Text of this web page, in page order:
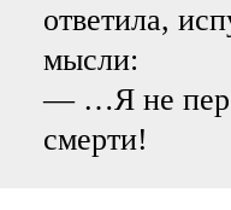
ответила,
мысли:
— …Я не
смерти!